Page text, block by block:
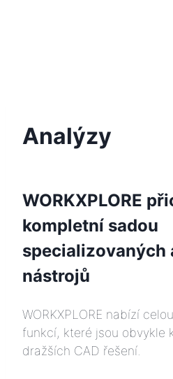
Analýzy
WORKXPLORE
kompletní sadou
specializovaných
nástrojů
WORKXPLORE nabízí
funkcí, které jsou obvykle
dražších CAD řešení.